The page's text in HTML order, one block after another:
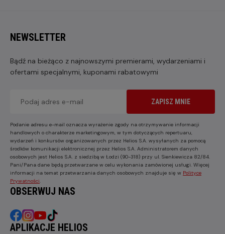
NEWSLETTER
Bądź na bieżąco z najnowszymi premierami, wydarzeniami i
ofertami specjalnymi, kuponami rabatowymi
ZAPISZ MNIE
Podanie adresu e-mail oznacza wyrażenie zgody na otrzymywanie informacji
handlowych o charakterze marketingowym, w tym dotyczących repertuaru,
wydarzeń i konkursów organizowanych przez Helios S.A. wysyłanych za pomocą
środków komunikacji elektronicznej przez Helios S.A. Administratorem danych
osobowych jest Helios S.A. z siedzibą w Łodzi (90-318) przy ul. Sienkiewicza 82/84.
Pani/Pana dane będą przetwarzane w celu wykonania zamówionej usługi. Więcej
informacji na temat przetwarzania danych osobowych znajduje się w Polityce
Prywatności
OBSERWUJ NAS
APLIKACJE HELIOS